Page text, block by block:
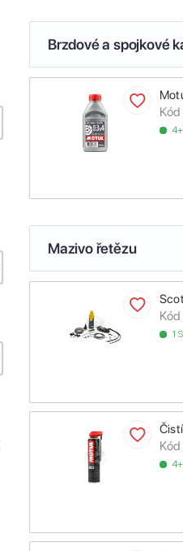
Brzdové a spojkové
Kód
Mazivo řetězu
Kód
1
Kód